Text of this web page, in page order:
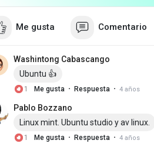
Me gusta Comentario
Washintong Cabascango
Ubuntu 👍
1 Me gusta · Respuesta · 4 años
Pablo Bozzano
Linux mint. Ubuntu studio y av linux.
1 Me gusta · Respuesta · 4 años